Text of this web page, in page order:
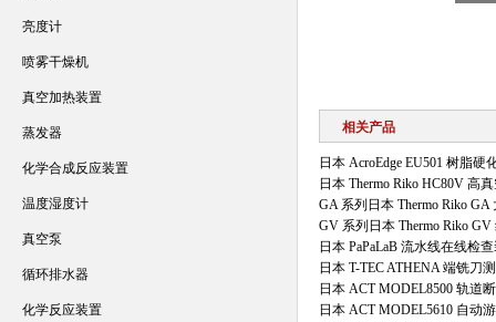
相关产品
日本 AcroEdge EU501 树脂硬
日本 Thermo Riko HC80V 高
GA 系列日本 Thermo Riko
GV 系列日本 Thermo Riko
日本 PaPaLaB 流水线在线检
日本 T-TEC ATHENA 端铣刀
日本 ACT MODEL8500 轨道
日本 ACT MODEL5610 自动
亮度计
喷雾干燥机
真空加热装置
蒸发器
化学合成反应装置
温度湿度计
真空泵
循环排水器
化学反应装置